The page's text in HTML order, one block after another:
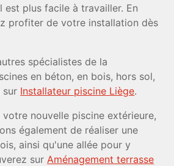
est plus facile à travailler. En
profiter de votre installation dès
spécialistes de la
en béton, en bois, hors sol,
sur Installateur piscine Liège.
nouvelle piscine extérieure,
également de réaliser une
ainsi qu'une allée pour y
sur Aménagement terrasse